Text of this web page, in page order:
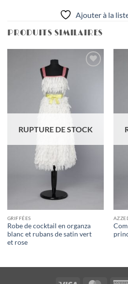
Ajouter à la
PRODUITS SIMILAIRES
RUPTURE DE STOCK
GRIFFÉES
Robe de cocktail en organza
blanc et rubans de satin vert
et rose